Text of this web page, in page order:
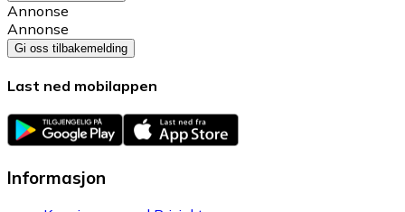
Annonse
Annonse
Gi oss tilbakemelding
Last ned mobilappen
Informasjon